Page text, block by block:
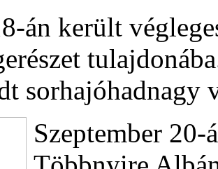
án került
sorhajóhadnagy
Szeptember